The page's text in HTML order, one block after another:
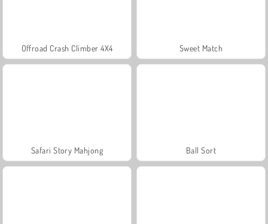
Offroad Crash Climber 4X4 Sweet Match
Safari Story Mahjong Ball Sort